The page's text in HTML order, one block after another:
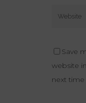
Save
website
next